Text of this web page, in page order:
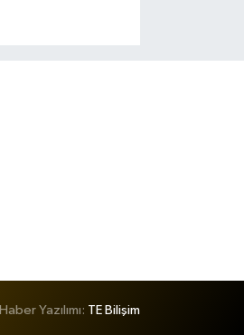
Haber Yazılımı: TE Bilişim